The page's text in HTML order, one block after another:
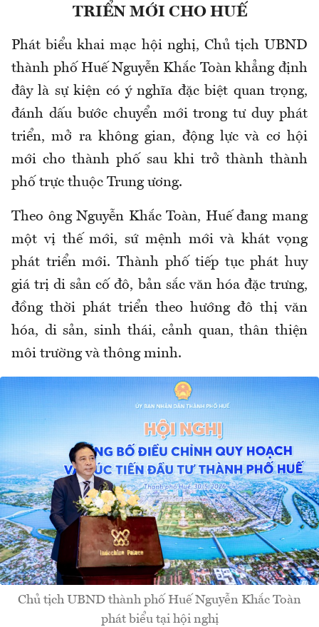
TRIỂN MỚI CHO HUẾ
Phát biểu khai mạc hội nghị, Chủ tịch UBND
thành phố Huế Nguyễn Khắc Toàn khẳng định
đây là sự kiện có ý nghĩa đặc biệt quan trọng,
đánh dấu bước chuyển mới trong tư duy phát
triển, mở ra không gian, động lực và cơ hội
mới cho thành phố sau khi trở thành thành
phố trực thuộc Trung ương.
Theo ông Nguyễn Khắc Toàn, Huế đang mang
một vị thế mới, sứ mệnh mới và khát vọng
phát triển mới. Thành phố tiếp tục phát huy
giá trị di sản cố đô, bản sắc văn hóa đặc trưng,
đồng thời phát triển theo hướng đô thị văn
hóa, di sản, sinh thái, cảnh quan, thân thiện
môi trường và thông minh.
Chủ tịch UBND thành phố Huế Nguyễn Khắc Toàn
phát biểu tại hội nghị